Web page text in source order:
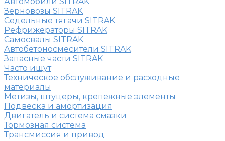
Зерновозы SITRAK
Седельные тягачи SITRAK
Рефрижераторы SITRAK
Самосвалы SITRAK
Автобетоносмесители SITRAK
Запасные части SITRAK
Часто ищут
Техническое обслуживание и расходные
материалы
Метизы, штуцеры, крепежные элементы
Подвеска и амортизация
Двигатель и система смазки
Тормозная система
Трансмиссия и привод